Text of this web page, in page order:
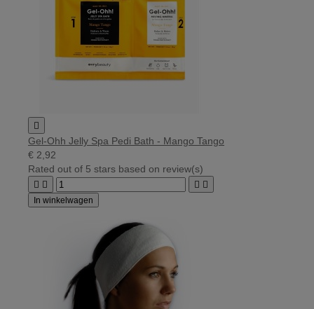

Gel-Ohh Jelly Spa Pedi Bath - Mango Tango
€ 2,92
Rated out of 5 stars based on review(s)
   
In winkelwagen